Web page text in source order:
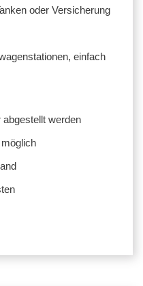
oder Versicherung
einfach
werden